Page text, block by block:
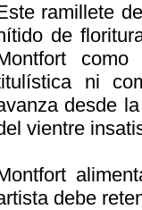
ramillete
de
ni
desde
vientre
debe